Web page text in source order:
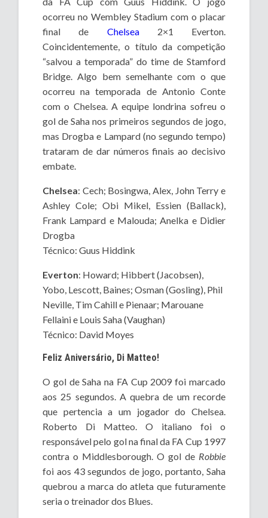
ocorreu no Wembley Stadium com o placar
final de Chelsea2×1 Everton.
Coincidentemente, o título da competição
“salvou a temporada” do time de Stamford
Bridge. Algo bem semelhante com o que
ocorreu na temporada de Antonio Conte
com o Chelsea. A equipe londrina sofreu o
gol de Saha nos primeiros segundos de jogo,
mas Drogba e Lampard (no segundo tempo)
trataram de dar números finais ao decisivo
embate.
Chelsea: Cech; Bosingwa, Alex, John Terry e
Ashley Cole; Obi Mikel, Essien (Ballack),
Frank Lampard e Malouda; Anelka e Didier
Drogba
Técnico: Guus Hiddink
Everton: Howard; Hibbert (Jacobsen),
Yobo, Lescott, Baines; Osman (Gosling), Phil
Neville, Tim Cahill e Pienaar; Marouane
Fellaini e Louis Saha (Vaughan)
Técnico: David Moyes
Feliz Aniversário, Di Matteo!
O gol de Saha na FA Cup 2009 foi marcado
aos 25 segundos. A quebra de um recorde
que pertencia a um jogador do Chelsea.
Roberto Di Matteo. O italiano foi o
responsável pelo gol na final da FA Cup 1997
contra o Middlesborough. O gol de Robbie
foi aos 43 segundos de jogo, portanto, Saha
quebrou a marca do atleta que futuramente
seria o treinador dos Blues.